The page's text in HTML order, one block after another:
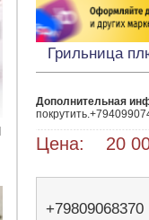
Грильница
Дополнительная
Цена: 20
+79809068370